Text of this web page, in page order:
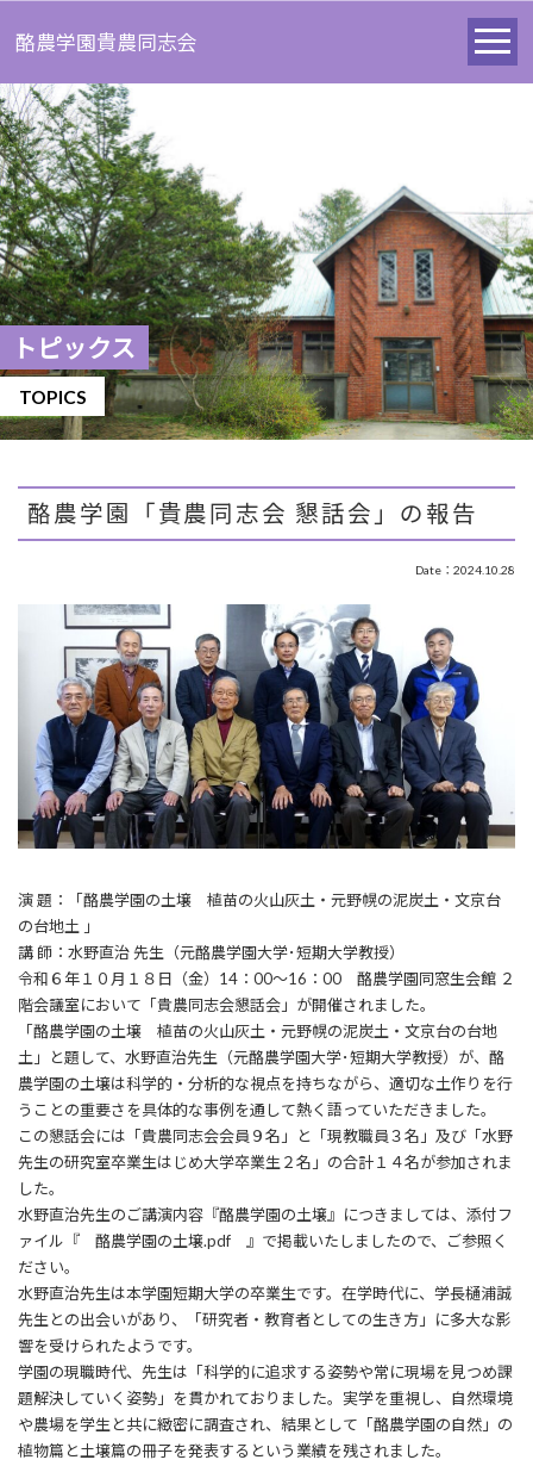
酪農学園貴農同志会
トピックス
TOPICS
酪農学園「貴農同志会 懇話会」の報告
Date：2024.10.28
演 題：「酪農学園の土壌 植苗の火山灰土・元野幌の泥炭土・文京台
の台地土 」
講 師：水野直治 先生（元酪農学園大学･短期大学教授）
令和６年１０月１８日（金）14：00～16：00 酪農学園同窓生会館 ２
階会議室において「貴農同志会懇話会」が開催されました。
「酪農学園の土壌 植苗の火山灰土・元野幌の泥炭土・文京台の台地
土」と題して、水野直治先生（元酪農学園大学･短期大学教授）が、酪
農学園の土壌は科学的・分析的な視点を持ちながら、適切な土作りを行
うことの重要さを具体的な事例を通して熱く語っていただきました。
この懇話会には「貴農同志会会員９名」と「現教職員３名」及び「水野
先生の研究室卒業生はじめ大学卒業生２名」の合計１４名が参加されま
した。
水野直治先生のご講演内容『酪農学園の土壌』につきましては、添付フ
ァイル『 酪農学園の土壌.pdf 』で掲載いたしましたので、ご参照く
ださい。
水野直治先生は本学園短期大学の卒業生です。在学時代に、学長樋浦誠
先生との出会いがあり、「研究者・教育者としての生き方」に多大な影
響を受けられたようです。
学園の現職時代、先生は「科学的に追求する姿勢や常に現場を見つめ課
題解決していく姿勢」を貫かれておりました。実学を重視し、自然環境
や農場を学生と共に緻密に調査され、結果として「酪農学園の自然」の
植物篇と土壌篇の冊子を発表するという業績を残されました。